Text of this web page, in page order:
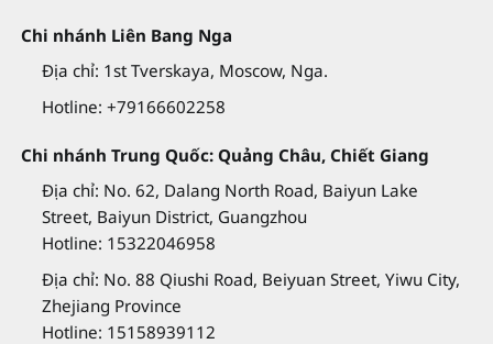
Chi nhánh Liên Bang Nga
Địa chỉ: 1st Tverskaya, Moscow, Nga.
Hotline: +79166602258
Chi nhánh Trung Quốc: Quảng Châu, Chiết Giang
Địa chỉ: No. 62, Dalang North Road, Baiyun Lake
Street, Baiyun District, Guangzhou
Hotline: 15322046958
Địa chỉ: No. 88 Qiushi Road, Beiyuan Street, Yiwu City,
Zhejiang Province
Hotline: 15158939112